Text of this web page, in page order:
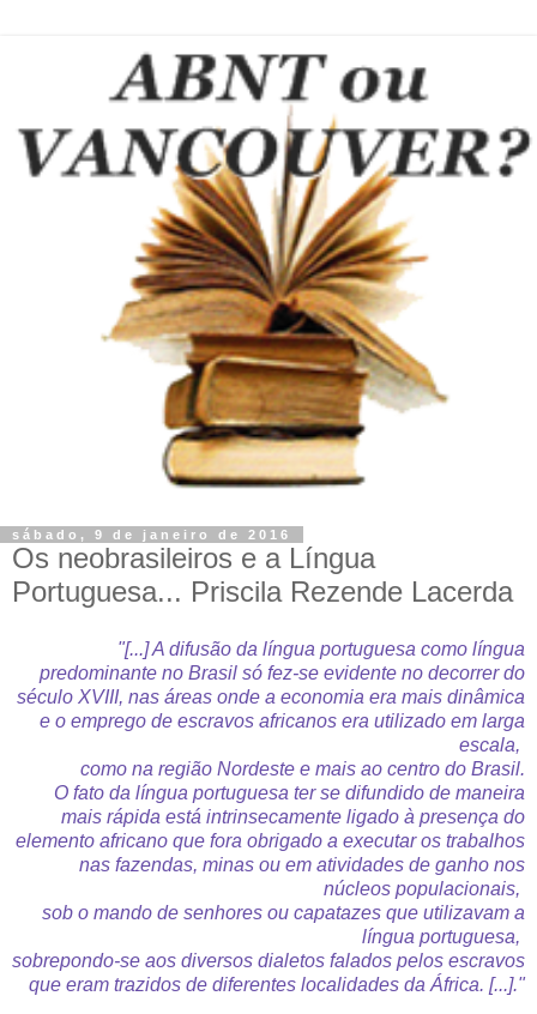
sábado, 9 de janeiro de 2016
Os neobrasileiros e a Língua
Portuguesa... Priscila Rezende Lacerda
"[...] A difusão da língua portuguesa como língua
predominante no Brasil só fez-se evidente no decorrer do
século XVIII, nas áreas onde a economia era mais dinâmica
e o emprego de escravos africanos era utilizado em larga
escala,
como na região Nordeste e mais ao centro do Brasil.
O fato da língua portuguesa ter se difundido de maneira
mais rápida está intrinsecamente ligado à presença do
elemento africano que fora obrigado a executar os trabalhos
nas fazendas, minas ou em atividades de ganho nos
núcleos populacionais,
sob o mando de senhores ou capatazes que utilizavam a
língua portuguesa,
sobrepondo-se aos diversos dialetos falados pelos escravos
que eram trazidos de diferentes localidades da África. [...]."